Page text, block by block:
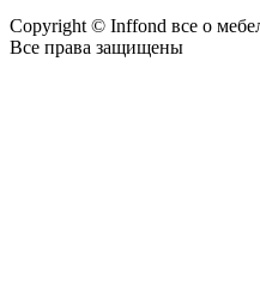
Copyright © Inffond все о
Все права защищены